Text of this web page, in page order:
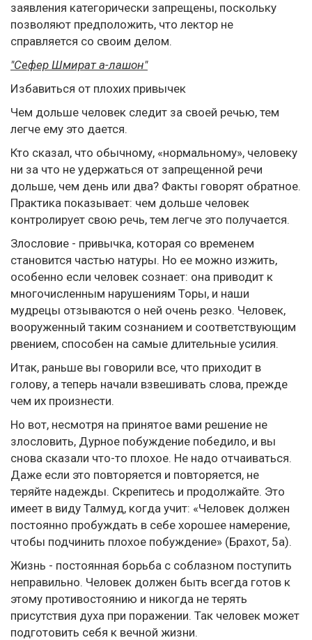
заявления категорически запрещены, поскольку
позволяют предположить, что лектор не
справляется со своим делом.
"Сефер Шмират а-лашон"
Избавиться от плохих привычек
Чем дольше человек следит за своей речью, тем
легче ему это дается.
Кто сказал, что обычному, «нормальному», человеку
ни за что не удержаться от запрещенной речи
дольше, чем день или два? Факты говорят обратное.
Практика показывает: чем дольше человек
контролирует свою речь, тем легче это получается.
Злословие - привычка, которая со временем
становится частью натуры. Но ее можно изжить,
особенно если человек сознает: она приводит к
многочисленным нарушениям Торы, и наши
мудрецы отзываются о ней очень резко. Человек,
вооруженный таким сознанием и соответствующим
рвением, способен на самые длительные усилия.
Итак, раньше вы говорили все, что приходит в
голову, а теперь начали взвешивать слова, прежде
чем их произнести.
Но вот, несмотря на принятое вами решение не
злословить, Дурное побуждение победило, и вы
снова сказали что-то плохое. Не надо отчаиваться.
Даже если это повторяется и повторяется, не
теряйте надежды. Скрепитесь и продолжайте. Это
имеет в виду Талмуд, когда учит: «Человек должен
постоянно пробуждать в себе хорошее намерение,
чтобы подчинить плохое побуждение» (Брахот, 5а).
Жизнь - постоянная борьба с соблазном поступить
неправильно. Человек должен быть всегда готов к
этому противостоянию и никогда не терять
присутствия духа при поражении. Так человек может
подготовить себя к вечной жизни.